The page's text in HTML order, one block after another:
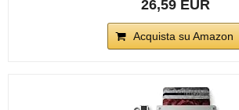
26,59 EUR
Acquista su Amazon